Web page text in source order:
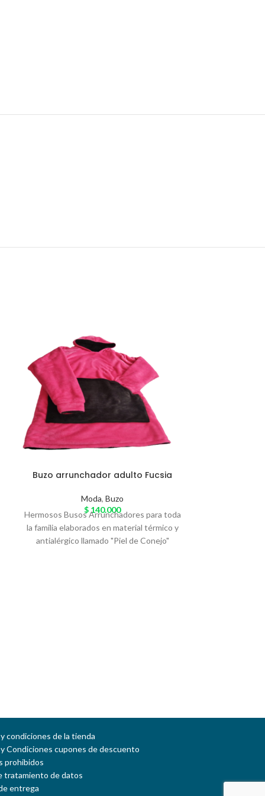
Buzo arrunchador adulto Fucsia
Moda,Buzo
$140.000
Hermosos Busos Arrunchadores para toda
la familia elaborados en material térmico y
antialérgico llamado "Piel de Conejo"
condiciones de la tienda
Condiciones cupones de descuento
prohibidos
tratamiento de datos
entrega